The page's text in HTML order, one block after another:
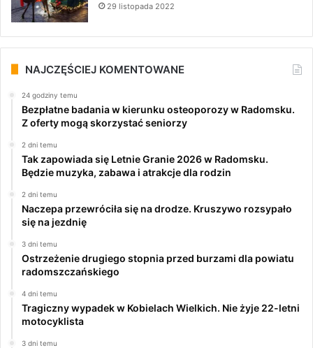
29 listopada 2022
NAJCZĘŚCIEJ KOMENTOWANE
24 godziny temu
Bezpłatne badania w kierunku osteoporozy w Radomsku.
Z oferty mogą skorzystać seniorzy
2 dni temu
Tak zapowiada się Letnie Granie 2026 w Radomsku.
Będzie muzyka, zabawa i atrakcje dla rodzin
2 dni temu
Naczepa przewróciła się na drodze. Kruszywo rozsypało
się na jezdnię
3 dni temu
Ostrzeżenie drugiego stopnia przed burzami dla powiatu
radomszczańskiego
4 dni temu
Tragiczny wypadek w Kobielach Wielkich. Nie żyje 22-letni
motocyklista
3 dni temu